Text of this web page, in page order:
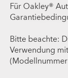
Für Oakley®
Bitte beachte:
Verwendung